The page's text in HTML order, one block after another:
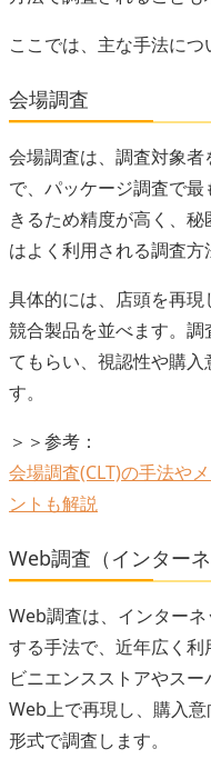
ここでは、主な手法につ
会場調査
会場調査は、調査対象
で、パッケージ調査で
きるため精度が高く、
はよく利用される調査方
具体的には、店頭を再
競合製品を並べます。
てもらい、視認性や購
す。
＞＞参考：
会場調査(CLT)の手法や
ントも解説
Web調査（インターネ
Web調査は、インター
する手法で、近年広く
ビニエンスストアやス
Web上で再現し、購入
形式で調査します。